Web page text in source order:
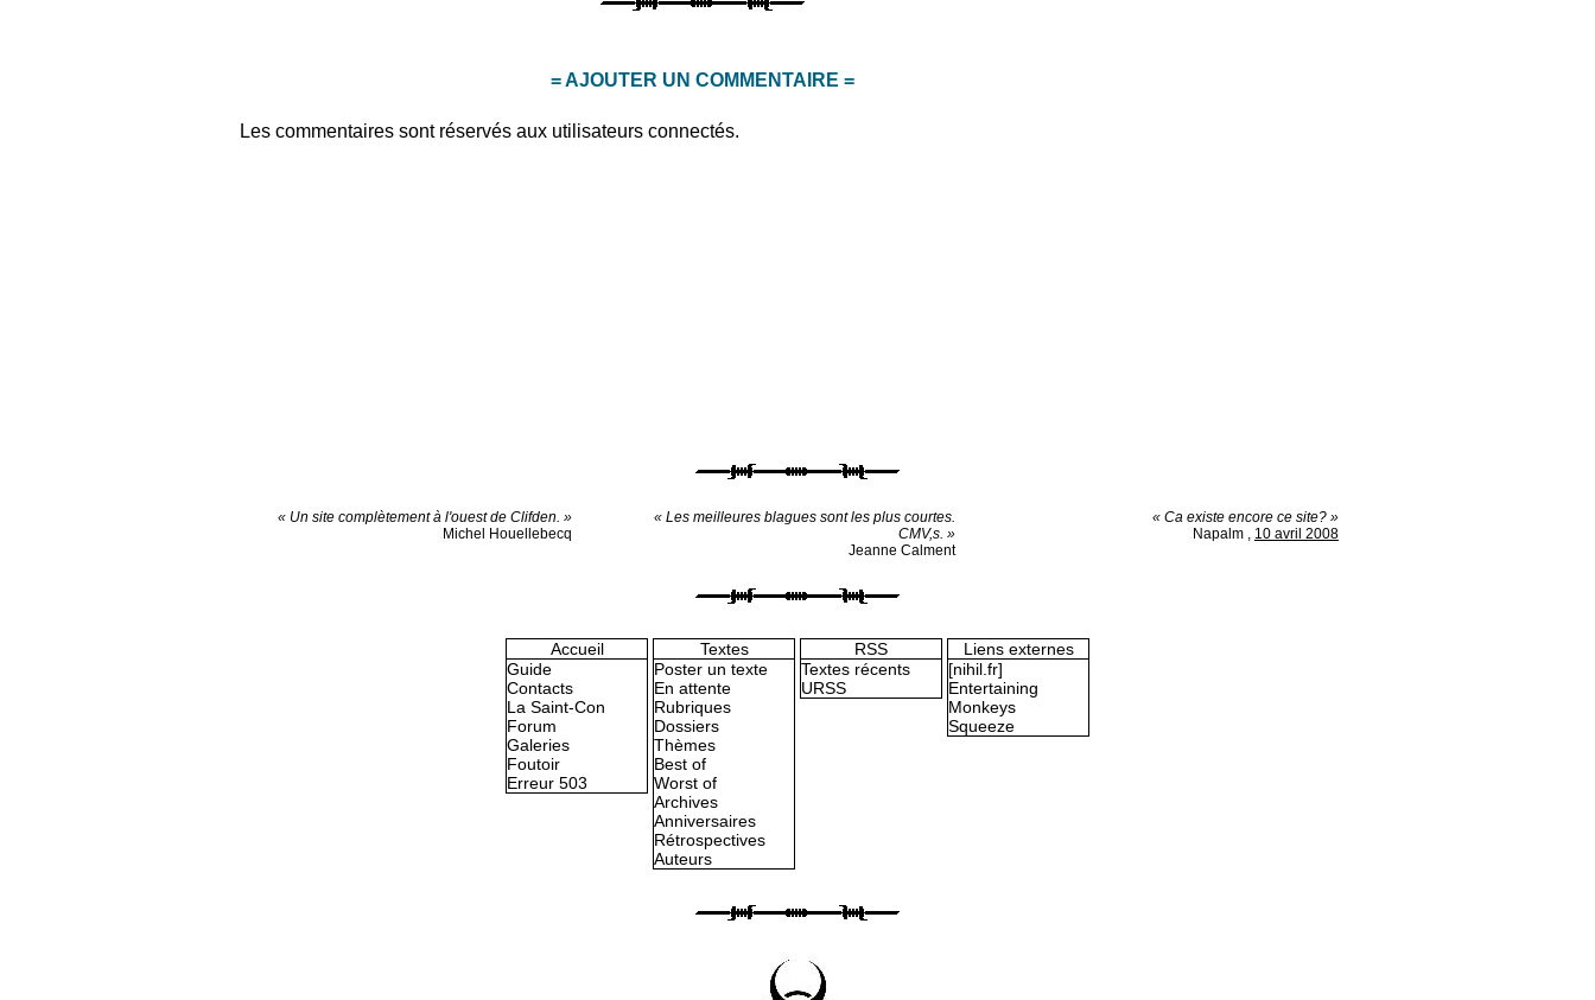
= AJOUTER UN COMMENTAIRE =
Les commentaires sont réservés aux utilisateurs connectés.
« Un site complètement à l'ouest de Clifden. »
Michel Houellebecq
« Les meilleures blagues sont les plus courtes.
CMV,s. »
Jeanne Calment
« Ca existe encore ce site? »
Napalm , 10 avril 2008
Accueil
Guide
Contacts
La Saint-Con
Forum
Galeries
Foutoir
Erreur 503
Textes
Poster un texte
En attente
Rubriques
Dossiers
Thèmes
Best of
Worst of
Archives
Anniversaires
Rétrospectives
Auteurs
RSS
Textes récents
URSS
Liens externes
[nihil.fr]
Entertaining
Monkeys
Squeeze